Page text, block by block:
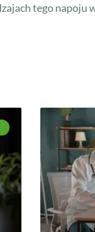
tego napoju